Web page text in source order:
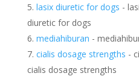
lasix diuretic for dogs -
diuretic for dogs
mediahiburan -
cialis dosage strengths -
cialis dosage strengths